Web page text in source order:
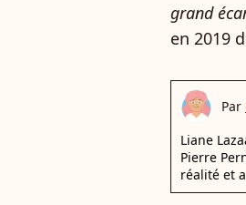
grand
en 2019
Par
Liane
Pierre
réalité et